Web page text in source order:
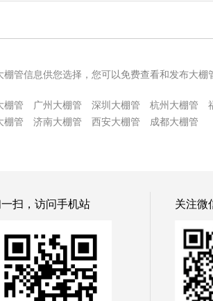
管信息供您选择，您可以免费查看和发布大棚
棚管 广州大棚管 深圳大棚管 杭州大棚管
棚管 济南大棚管 西安大棚管 成都大棚管
扫，访问手机站 关注微